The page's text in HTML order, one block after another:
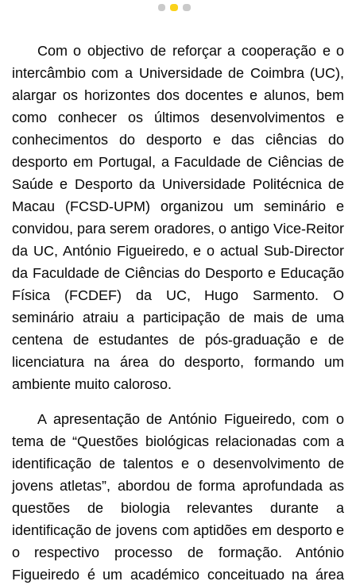
1 2 3
Com o objectivo de reforçar a cooperação e o
intercâmbio com a Universidade de Coimbra (UC),
alargar os horizontes dos docentes e alunos, bem
como conhecer os últimos desenvolvimentos e
conhecimentos do desporto e das ciências do
desporto em Portugal, a Faculdade de Ciências de
Saúde e Desporto da Universidade Politécnica de
Macau (FCSD-UPM) organizou um seminário e
convidou, para serem oradores, o antigo Vice-Reitor
da UC, António Figueiredo, e o actual Sub-Director
da Faculdade de Ciências do Desporto e Educação
Física (FCDEF) da UC, Hugo Sarmento. O
seminário atraiu a participação de mais de uma
centena de estudantes de pós-graduação e de
licenciatura na área do desporto, formando um
ambiente muito caloroso.
A apresentação de António Figueiredo, com o
tema de “Questões biológicas relacionadas com a
identificação de talentos e o desenvolvimento de
jovens atletas”, abordou de forma aprofundada as
questões de biologia relevantes durante a
identificação de jovens com aptidões em desporto e
o respectivo processo de formação. António
Figueiredo é um académico conceituado na área